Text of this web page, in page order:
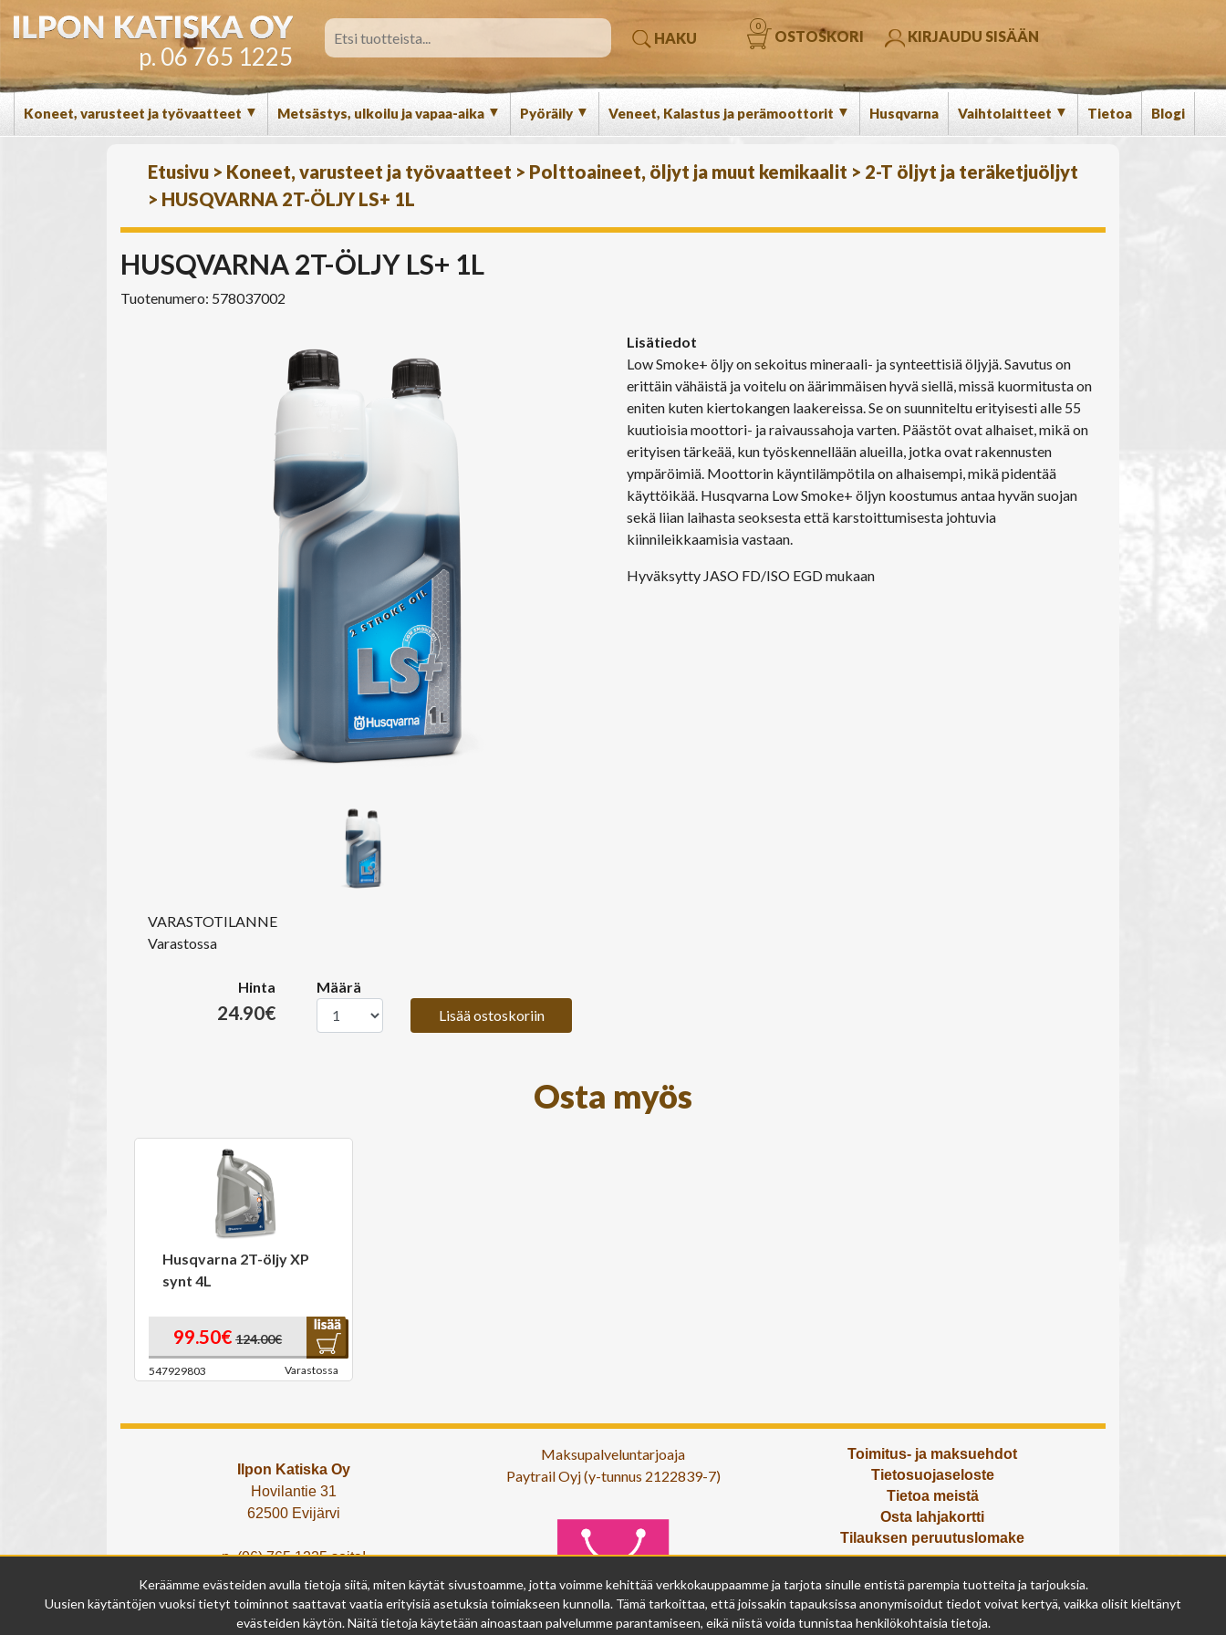
p. 06 765 1225
HAKU OSTOSKORI
0
KIRJAUDU SISÄÄN
Koneet, varusteet ja työvaatteet ▼ Metsästys, ulkoilu ja vapaa-aika ▼ Pyöräily ▼ Veneet, Kalastus ja perämoottorit ▼ Husqvarna Vaihtolaitteet ▼ Tietoa Blogi
Etusivu > Koneet, varusteet ja työvaatteet > Polttoaineet, öljyt ja muut kemikaalit > 2-T öljyt ja teräketjuöljyt
> HUSQVARNA 2T-ÖLJY LS+ 1L
HUSQVARNA 2T-ÖLJY LS+ 1L
Tuotenumero: 578037002
VARASTOTILANNE
Varastossa
Hinta
24.90€
Määrä
Lisää ostoskoriin
Lisätiedot
Low Smoke+ öljy on sekoitus mineraali- ja synteettisiä öljyjä. Savutus on
erittäin vähäistä ja voitelu on äärimmäisen hyvä siellä, missä kuormitusta on
eniten kuten kiertokangen laakereissa. Se on suunniteltu erityisesti alle 55
kuutioisia moottori- ja raivaussahoja varten. Päästöt ovat alhaiset, mikä on
erityisen tärkeää, kun työskennellään alueilla, jotka ovat rakennusten
ympäröimiä. Moottorin käyntilämpötila on alhaisempi, mikä pidentää
käyttöikää. Husqvarna Low Smoke+ öljyn koostumus antaa hyvän suojan
sekä liian laihasta seoksesta että karstoittumisesta johtuvia
kiinnileikkaamisia vastaan.
Hyväksytty JASO FD/ISO EGD mukaan
Osta myös
Husqvarna 2T-öljy XP
synt 4L
99.50€ 124.00€
547929803 Varastossa
Ilpon Katiska Oy
Hovilantie 31
62500 Evijärvi
p. (06) 765 1225 soita!
tai lähetä What's App viesti!
info@ilponkatiska.fi
y-tunnus: 2404114-9
Maksupalveluntarjoaja
Paytrail Oyj (y-tunnus 2122839-7)
Toimitus- ja maksuehdot
Tietosuojaseloste
Tietoa meistä
Osta lahjakortti
Tilauksen peruutuslomake
Olemme avoinna
ma - pe 9 - 17
la 9 - 14
Keräämme evästeiden avulla tietoja siitä, miten käytät sivustoamme, jotta voimme kehittää verkkokauppaamme ja tarjota sinulle entistä parempia tuotteita ja tarjouksia.
Uusien käytäntöjen vuoksi tietyt toiminnot saattavat vaatia erityisiä asetuksia toimiakseen kunnolla. Tämä tarkoittaa, että joissakin tapauksissa anonymisoidut tiedot voivat kertyä, vaikka olisit kieltänyt
evästeiden käytön. Näitä tietoja käytetään ainoastaan palvelumme parantamiseen, eikä niistä voida tunnistaa henkilökohtaisia tietoja.